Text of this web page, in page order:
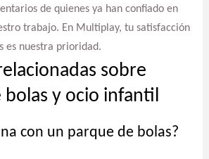
de quienes ya han confiado en
trabajo. En Multiplay, tu satisfacción
es nuestra prioridad.
sobre
bolas y ocio infantil
con un parque de bolas?